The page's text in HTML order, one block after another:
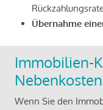
Übernahme
Immobilien-
Wenn Sie den